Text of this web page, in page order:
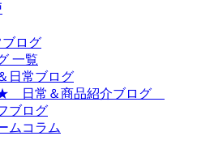
ログ
一覧
日常ブログ
日常＆商品紹介ブログ
ブログ
ムコラム